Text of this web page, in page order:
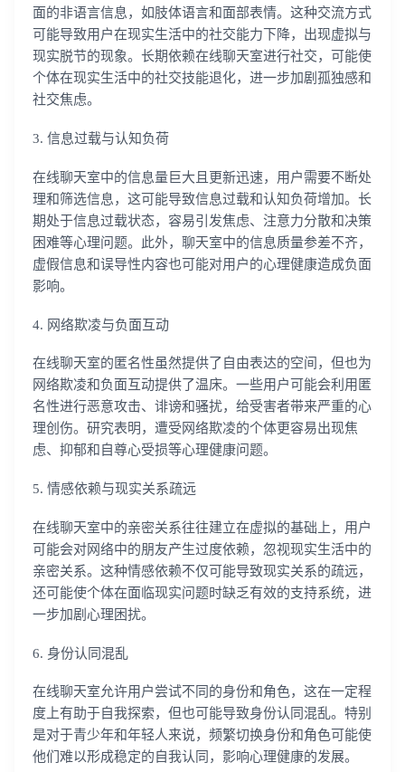
面的非语言信息，如肢体语言和面部表情。这种交流方式
可能导致用户在现实生活中的社交能力下降，出现虚拟与
现实脱节的现象。长期依赖在线聊天室进行社交，可能使
个体在现实生活中的社交技能退化，进一步加剧孤独感和
社交焦虑。
3. 信息过载与认知负荷
在线聊天室中的信息量巨大且更新迅速，用户需要不断处
理和筛选信息，这可能导致信息过载和认知负荷增加。长
期处于信息过载状态，容易引发焦虑、注意力分散和决策
困难等心理问题。此外，聊天室中的信息质量参差不齐，
虚假信息和误导性内容也可能对用户的心理健康造成负面
影响。
4. 网络欺凌与负面互动
在线聊天室的匿名性虽然提供了自由表达的空间，但也为
网络欺凌和负面互动提供了温床。一些用户可能会利用匿
名性进行恶意攻击、诽谤和骚扰，给受害者带来严重的心
理创伤。研究表明，遭受网络欺凌的个体更容易出现焦
虑、抑郁和自尊心受损等心理健康问题。
5. 情感依赖与现实关系疏远
在线聊天室中的亲密关系往往建立在虚拟的基础上，用户
可能会对网络中的朋友产生过度依赖，忽视现实生活中的
亲密关系。这种情感依赖不仅可能导致现实关系的疏远，
还可能使个体在面临现实问题时缺乏有效的支持系统，进
一步加剧心理困扰。
6. 身份认同混乱
在线聊天室允许用户尝试不同的身份和角色，这在一定程
度上有助于自我探索，但也可能导致身份认同混乱。特别
是对于青少年和年轻人来说，频繁切换身份和角色可能使
他们难以形成稳定的自我认同，影响心理健康的发展。